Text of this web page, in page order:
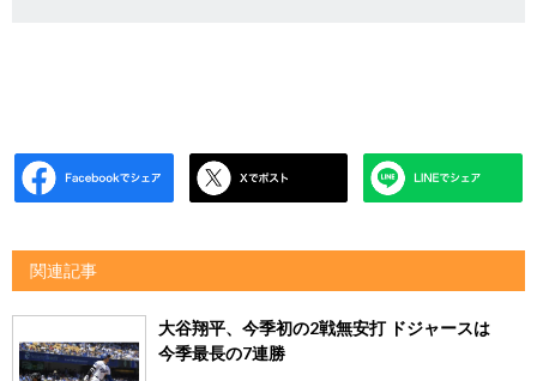
関連記事
大谷翔平、今季初の2戦無安打 ドジャースは
今季最長の7連勝